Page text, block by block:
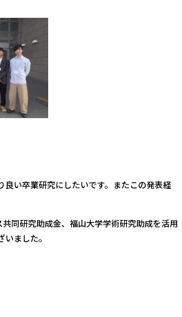
良い卒業研究にしたいです。またこの発表経
同研究助成金、福山大学学術研究助成を活用
ました。